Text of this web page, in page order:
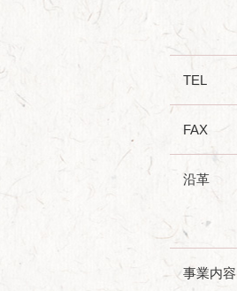
TEL
FAX
沿革
事業内容